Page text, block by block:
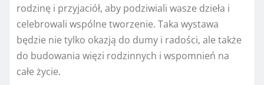
rodzinę i przyjaciół, aby podziwiali wasze dzieła i
celebrowali wspólne tworzenie. Taka wystawa
będzie nie tylko okazją do dumy i radości, ale także
do budowania więzi rodzinnych i wspomnień na
całe życie.